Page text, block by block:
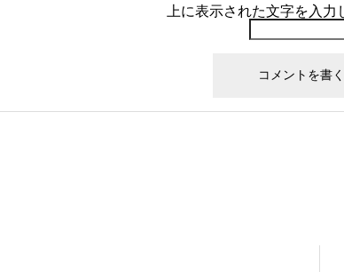
上に表示された文字を入力